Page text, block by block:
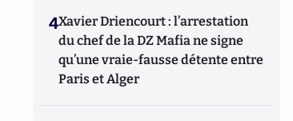
4Xavier Driencourt : l’arrestation
du chef de la DZ Mafia ne signe
qu’une vraie-fausse détente entre
Paris et Alger